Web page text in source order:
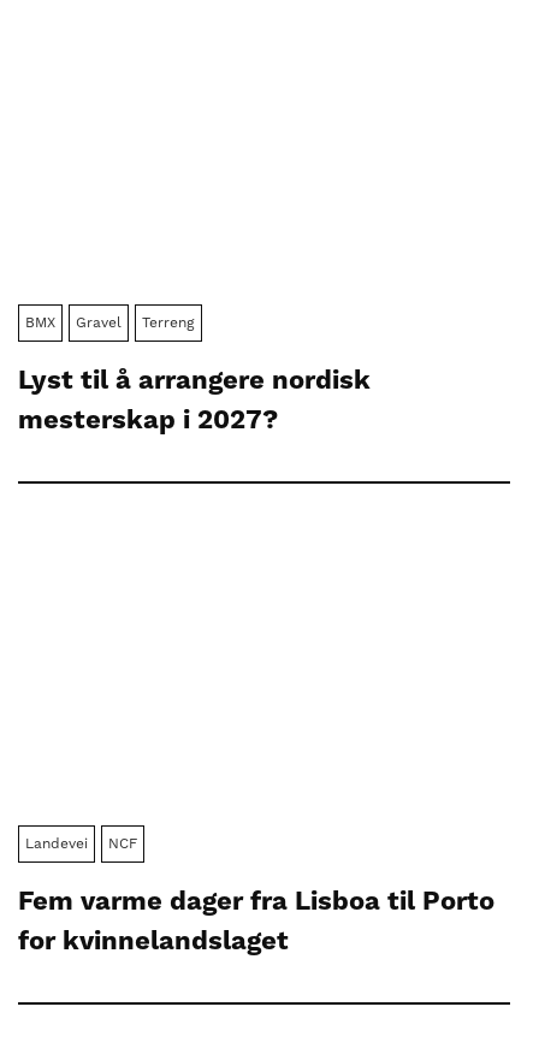
BMX Gravel Terreng
Lyst til å arrangere nordisk
mesterskap i 2027?
Landevei NCF
Fem varme dager fra Lisboa til Porto
for kvinnelandslaget